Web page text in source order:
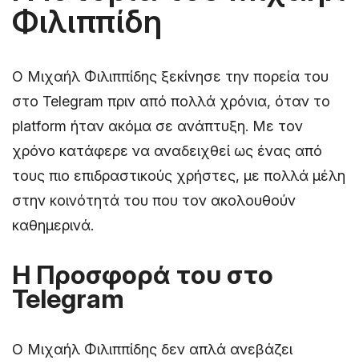
Φιλιππίδη
Ο Μιχαήλ Φιλιππίδης ξεκίνησε την πορεία του
στο Telegram πριν από πολλά χρόνια, όταν το
platform ήταν ακόμα σε ανάπτυξη. Με τον
χρόνο κατάφερε να αναδειχθεί ως ένας από
τους πιο επιδραστικούς χρήστες, με πολλά μέλη
στην κοινότητά του που τον ακολουθούν
καθημερινά.
Η Προσφορά του στο
Telegram
Ο Μιχαήλ Φιλιππίδης δεν απλά ανεβάζει